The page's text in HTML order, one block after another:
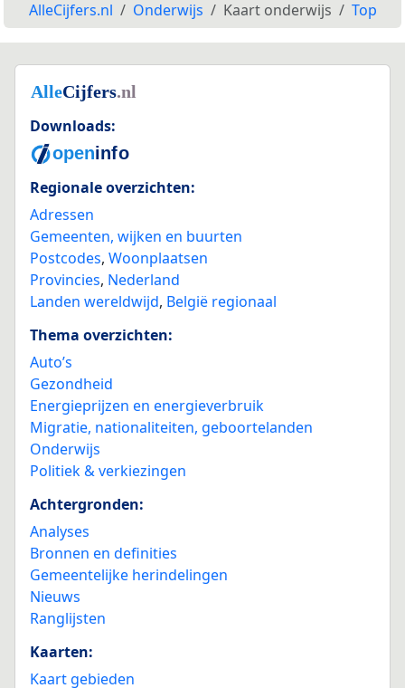
AlleCijfers.nl Onderwijs Kaart onderwijs Top
Downloads:
Regionale overzichten:
Adressen
Gemeenten, wijken en buurten
Postcodes, Woonplaatsen
Provincies, Nederland
Landen wereldwijd, België regionaal
Thema overzichten:
Auto’s
Gezondheid
Energieprijzen en energieverbruik
Migratie, nationaliteiten, geboortelanden
Onderwijs
Politiek & verkiezingen
Achtergronden:
Analyses
Bronnen en definities
Gemeentelijke herindelingen
Nieuws
Ranglijsten
Kaarten:
Kaart gebieden